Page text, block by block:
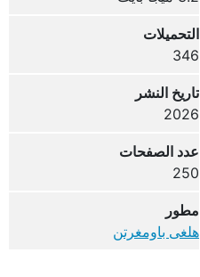
التحميلات
346
تاريخ النشر
2026
عدد الصفحات
250
مطور
هلغى باومغرتن